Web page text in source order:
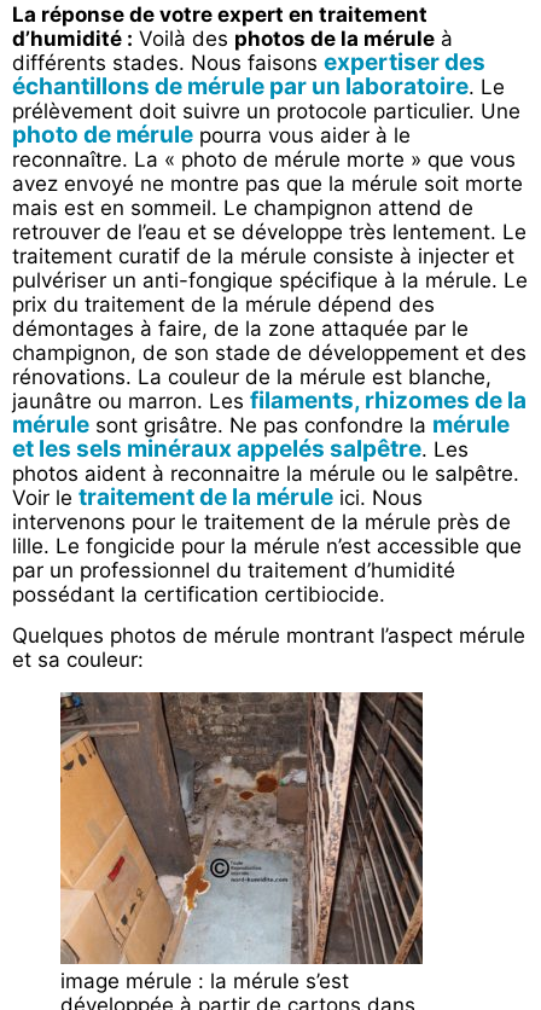
La réponse de votre expert en traitement
d’humidité : Voilà des photos de la mérule à
différents stades. Nous faisons expertiser des
échantillons de mérule par un laboratoire. Le
prélèvement doit suivre un protocole particulier. Une
photo de mérule pourra vous aider à le
reconnaître. La « photo de mérule morte » que vous
avez envoyé ne montre pas que la mérule soit morte
mais est en sommeil. Le champignon attend de
retrouver de l’eau et se développe très lentement. Le
traitement curatif de la mérule consiste à injecter et
pulvériser un anti-fongique spécifique à la mérule. Le
prix du traitement de la mérule dépend des
démontages à faire, de la zone attaquée par le
champignon, de son stade de développement et des
rénovations. La couleur de la mérule est blanche,
jaunâtre ou marron. Les filaments, rhizomes de la
mérule sont grisâtre. Ne pas confondre la mérule
et les sels minéraux appelés salpêtre. Les
photos aident à reconnaitre la mérule ou le salpêtre.
Voir le traitement de la mérule ici. Nous
intervenons pour le traitement de la mérule près de
lille. Le fongicide pour la mérule n’est accessible que
par un professionnel du traitement d’humidité
possédant la certification certibiocide.
Quelques photos de mérule montrant l’aspect mérule
et sa couleur:
image mérule : la mérule s’est